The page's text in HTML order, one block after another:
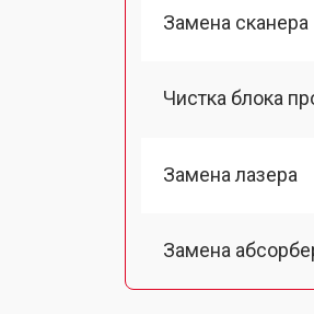
Замена сканера
Чистка блока
Замена лазера
Замена